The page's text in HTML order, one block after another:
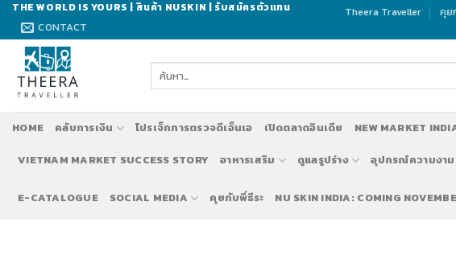
Skip
content
THE WORLD IS YOURS | สินค้า NUSKIN | รับสมัครตัวแทน
CONTACT
Theera Traveller คุย
ค้นหา:
HOME คลับการเงิน โปรเจ็กการตรวจดีเอ็นเอ เปิดตลาดอินเดีย NEW MARKET
VIETNAM MARKET SUCCESS STORY อาหารเสริม ดูแลรูปร่าง อุปกรณ์ความงาม
E-CATALOGUE SOCIAL MEDIA คุยกับพี่ธีระ NU SKIN INDIA: COMING